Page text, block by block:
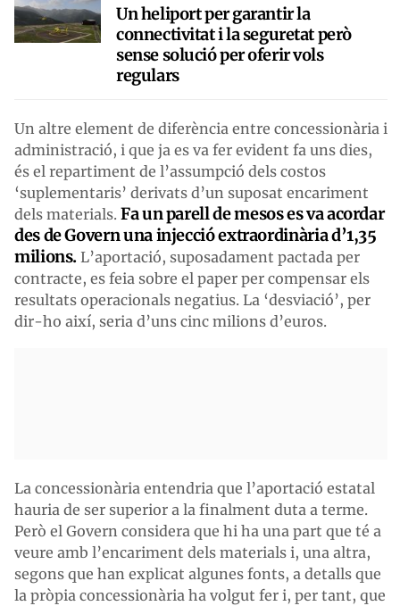
Un heliport per garantir la
connectivitat i la seguretat però
sense solució per oferir vols
regulars
Un altre element de diferència entre concessionària i
administració, i que ja es va fer evident fa uns dies,
és el repartiment de l’assumpció dels costos
‘suplementaris’ derivats d’un suposat encariment
dels materials. Fa un parell de mesos es va acordar
des de Govern una injecció extraordinària d’1,35
milions. L’aportació, suposadament pactada per
contracte, es feia sobre el paper per compensar els
resultats operacionals negatius. La ‘desviació’, per
dir-ho així, seria d’uns cinc milions d’euros.
La concessionària entendria que l’aportació estatal
hauria de ser superior a la finalment duta a terme.
Però el Govern considera que hi ha una part que té a
veure amb l’encariment dels materials i, una altra,
segons que han explicat algunes fonts, a detalls que
la pròpia concessionària ha volgut fer i, per tant, que